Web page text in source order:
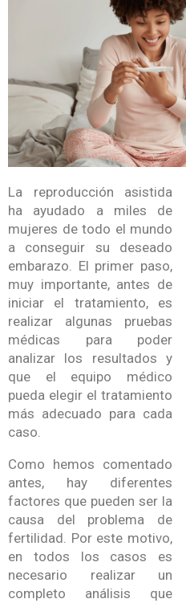
La reproducción asistida
ha ayudado a miles de
mujeres de todo el mundo
a conseguir su deseado
embarazo. El primer paso,
muy importante, antes de
iniciar el tratamiento, es
realizar algunas pruebas
médicas para poder
analizar los resultados y
que el equipo médico
pueda elegir el tratamiento
más adecuado para cada
caso.
Como hemos comentado
antes, hay diferentes
factores que pueden ser la
causa del problema de
fertilidad. Por este motivo,
en todos los casos es
necesario realizar un
completo análisis que